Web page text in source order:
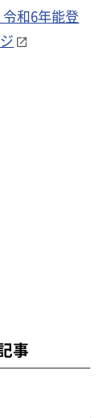
和6年能登
事